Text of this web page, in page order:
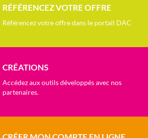
RÉFÉRENCEZ VOTRE OFFRE
Référencez votre offre dans le portail DAC
CRÉATIONS
Accédez aux outils développés avec nos
partenaires.